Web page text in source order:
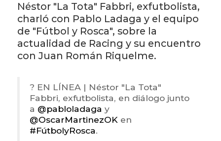
Néstor "La Tota" Fabbri, exfutbolista,
charló con Pablo Ladaga y el equipo
de "Fútbol y Rosca", sobre la
actualidad de Racing y su encuentro
con Juan Román Riquelme.
? EN LÍNEA | Néstor "La Tota"
Fabbri, exfutbolista, en diálogo junto
a @pabloladaga y
@OscarMartinezOK en
#FútbolyRosca.